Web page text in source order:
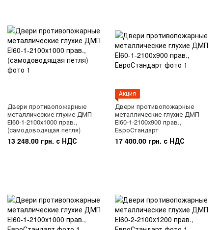
Двери противопожарные
металлические глухие ДМП
ЕІ60-1-2100х1000 прав.,
(самодоводящая петля)
13 248.00 грн. с НДС
Акция
Двери противопожарные
металлические глухие ДМП
ЕІ60-1-2100х900 прав.,
ЕвроСтандарт
17 400.00 грн. с НДС